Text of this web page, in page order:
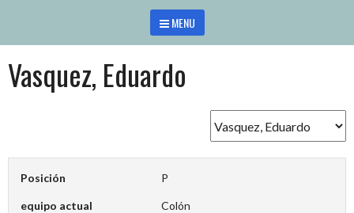
contenido
MENU
Vasquez, Eduardo
Posición P
equipo actual Colón